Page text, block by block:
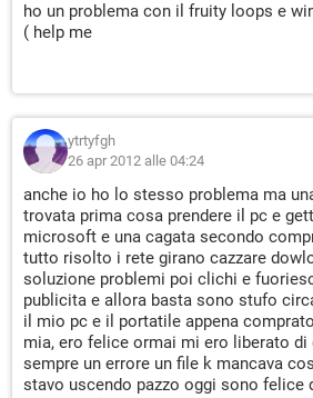
ho un problema con il fruity loops e
( help me
ytrtyfgh
26 apr 2012 alle 04:24
anche io ho lo stesso problema ma
trovata prima cosa prendere il pc e
microsoft e una cagata secondo
tutto risolto i rete girano cazzare
soluzione problemi poi clichi e
publicita e allora basta sono stufo
il mio pc e il portatile appena
mia, ero felice ormai mi ero liberato di
sempre un errore un file k mancava
stavo uscendo pazzo oggi sono felice